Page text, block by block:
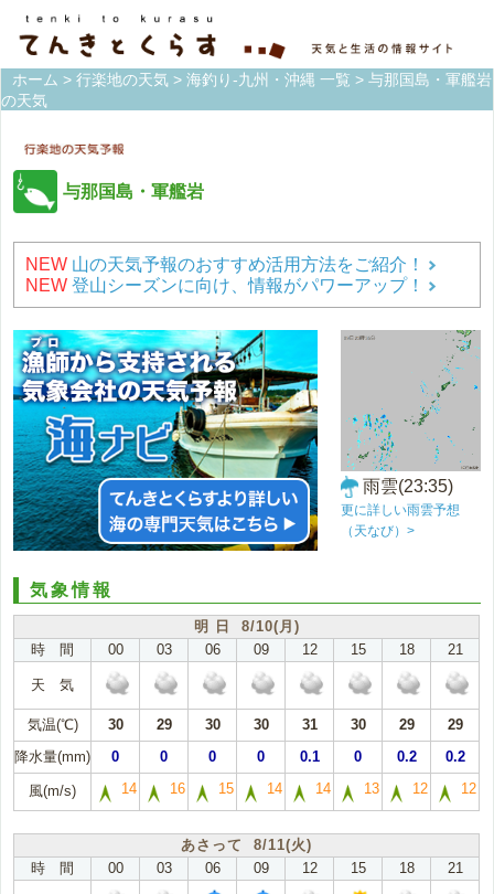
ホーム > 行楽地の天気 > 海釣り-九州・沖縄 一覧 > 与那国島・軍艦岩
の天気
与那国島・軍艦岩
NEW 山の天気予報のおすすめ活用方法をご紹介！
NEW 登山シーズンに向け、情報がパワーアップ！
雨雲(23:35)
更に詳しい雨雲予想
（天なび）>
気象情報
明 日 8/10(月)
時 間
00 03 06 09 12 15 18 21
天 気
気温(℃) 30 29 30 30 31 30 29
29
降水量(mm)
0 0 0 0 0.1 0 0.2 0.2
風(m/s) 14 16 15 14 14 13 12 12
あさって 8/11(火)
時 間
00 03 06 09 12 15 18 21